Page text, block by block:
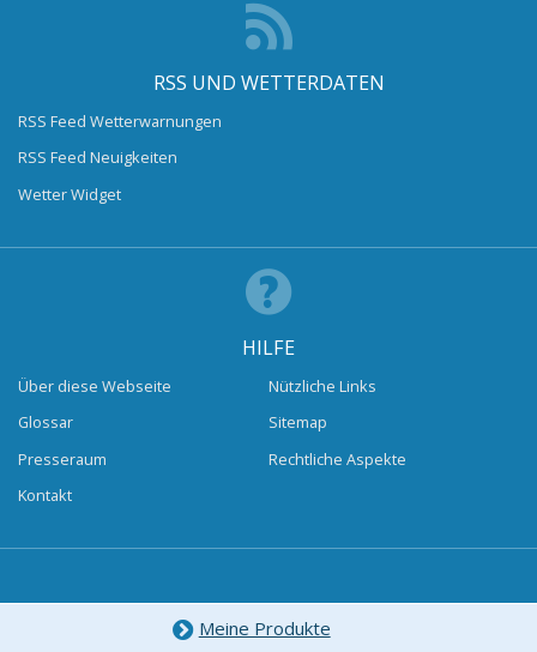
RSS UND WETTERDATEN
RSS Feed Wetterwarnungen
RSS Feed Neuigkeiten
Wetter Widget
HILFE
Über diese Webseite
Glossar
Presseraum
Kontakt
Nützliche Links
Sitemap
Rechtliche Aspekte
Meine Produkte